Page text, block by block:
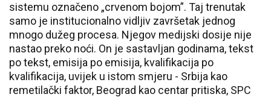
sistemu označeno „crvenom bojom”. Taj trenutak
samo je institucionalno vidljiv završetak jednog
mnogo dužeg procesa. Njegov medijski dosije nije
nastao preko noći. On je sastavljan godinama, tekst
po tekst, emisija po emisija, kvalifikacija po
kvalifikacija, uvijek u istom smjeru - Srbija kao
remetilački faktor, Beograd kao centar pritiska, SPC